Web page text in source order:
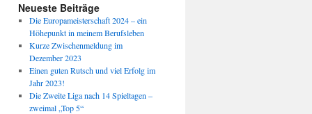
Neueste Beiträge
Die Europameisterschaft 2024 – ein
Höhepunkt in meinem Berufsleben
Kurze Zwischenmeldung im
Dezember 2023
Einen guten Rutsch und viel Erfolg im
Jahr 2023!
Die Zweite Liga nach 14 Spieltagen –
zweimal „Top 5“